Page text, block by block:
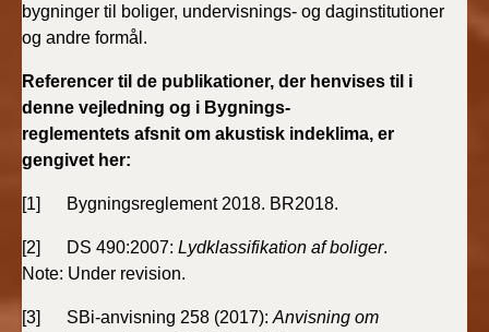
bygninger til boliger, undervisnings- og daginstitutioner
og andre formål.
Referencer til de publikationer, der henvises til i
denne vejledning og i Bygnings-
reglementets afsnit om akustisk indeklima, er
gengivet her:
[1] Bygningsreglement 2018. BR2018.
[2] DS 490:2007: Lydklassifikation af boliger.
Note: Under revision.
[3] SBi-anvisning 258 (2017): Anvisning om